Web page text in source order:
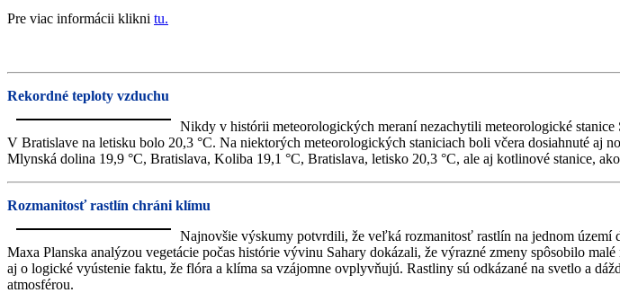
Pre viac informácii klikni tu.
Rekordné teploty vzduchu
Nikdy v histórii meteorologických meraní nezachytili meteorologické
V Bratislave na letisku bolo 20,3 °C. Na niektorých meteorologických staniciach boli včera dosiahnuté aj
Mlynská dolina 19,9 °C, Bratislava, Koliba 19,1 °C, Bratislava, letisko 20,3 °C, ale aj kotlinové stanice,
Rozmanitosť rastlín chráni klímu
Najnovšie výskumy potvrdili, že veľká rozmanitosť rastlín na jednom území
Maxa Planska analýzou vegetácie počas histórie vývinu Sahary dokázali, že výrazné zmeny spôsobilo
aj o logické vyústenie faktu, že flóra a klíma sa vzájomne ovplyvňujú. Rastliny sú odkázané na svetlo a
atmosférou.